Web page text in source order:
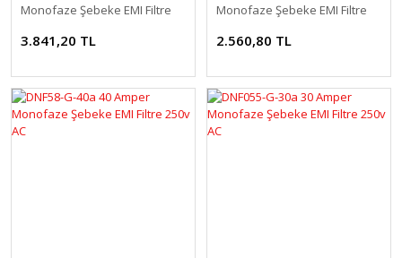
Monofaze Şebeke EMI Filtre
3.841,20 TL
Monofaze Şebeke EMI Filtre
2.560,80 TL